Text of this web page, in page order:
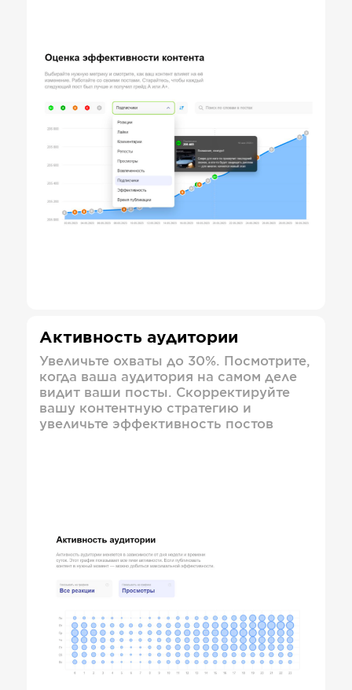
Активность аудитории
Увеличьте охваты до 30%. Посмотрите,
когда ваша аудитория на самом деле
видит ваши посты. Скорректируйте
вашу контентную стратегию и
увеличьте эффективность постов